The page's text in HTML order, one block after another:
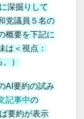
深掘りして
党議員５名の
概要を下記に
は＜視点：
）
AI要約の試み
記事中の
要約が表示